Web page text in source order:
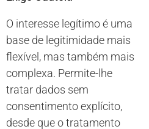
O interesse legítimo é uma
base de legitimidade mais
flexível, mas também mais
complexa. Permite-lhe
tratar dados sem
consentimento explícito,
desde que o tratamento